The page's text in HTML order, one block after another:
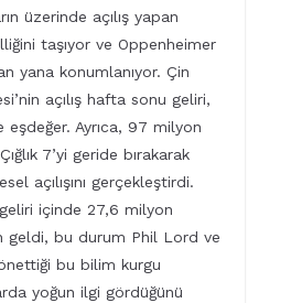
üzerinde açılış yapan
taşıyor ve Oppenheimer
yana konumlanıyor. Çin
açılış hafta sonu geliri,
Ayrıca, 97 milyon
7’yi geride bırakarak
açılışını gerçekleştirdi.
içinde 27,6 milyon
geldi, bu durum Phil Lord ve
bu bilim kurgu
yoğun ilgi gördüğünü